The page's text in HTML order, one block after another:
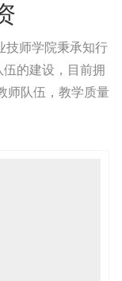
技师学院秉承知行
的建设，目前拥
师队伍，教学质量